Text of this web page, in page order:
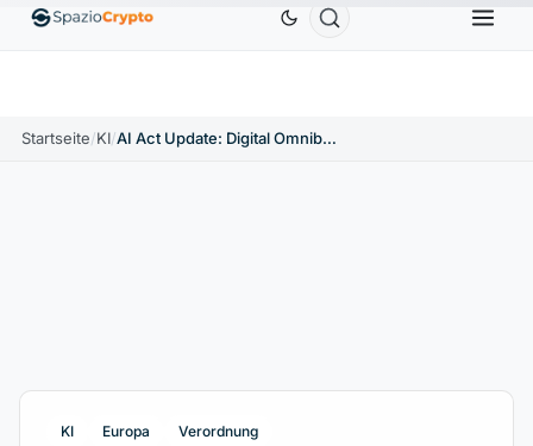
EthereumETH1.880,58 $ Tether USDT0,9991 $ BNBBNB
Startseite/KI/ AI Act Update: Digital Omnibus vom 7. Mai und die Folgen für KMU
KI Europa Verordnung